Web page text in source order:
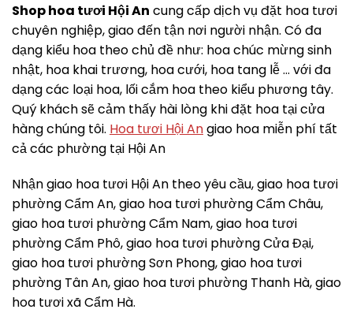
Shop hoa tươi Hội An cung cấp dịch vụ đặt hoa tươi
chuyên nghiệp, giao đến tận nơi người nhận. Có đa
dạng kiểu hoa theo chủ đề như: hoa chúc mừng sinh
nhật, hoa khai trương, hoa cưới, hoa tang lễ … với đa
dạng các loại hoa, lối cắm hoa theo kiểu phương tây.
Quý khách sẽ cảm thấy hài lòng khi đặt hoa tại cửa
hàng chúng tôi. Hoa tươi Hội Angiao hoa miễn phí tất
cả các phường tại Hội An
Nhận giao hoa tươi Hội An theo yêu cầu, giao hoa tươi
phường Cẩm An, giao hoa tươi phường Cẩm Châu,
giao hoa tươi phường Cẩm Nam, giao hoa tươi
phường Cẩm Phô, giao hoa tươi phường Cửa Đại,
giao hoa tươi phường Sơn Phong, giao hoa tươi
phường Tân An, giao hoa tươi phường Thanh Hà, giao
hoa tươi xã Cẩm Hà.